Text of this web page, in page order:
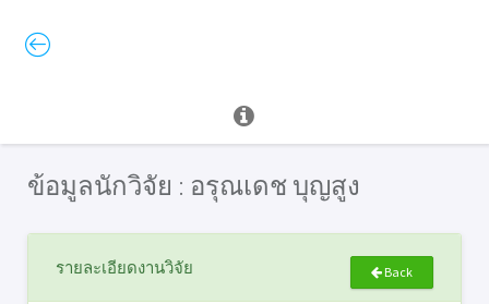
ข้อมูลนักวิจัย : อรุณเดช บุญสูง
รายละเอียดงานวิจัย Back